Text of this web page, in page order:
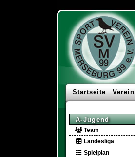
Startseite Verein
A-Jugend
Team
Landesliga
Spielplan